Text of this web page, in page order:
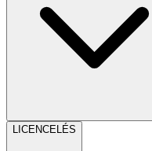
LICENCELÉS